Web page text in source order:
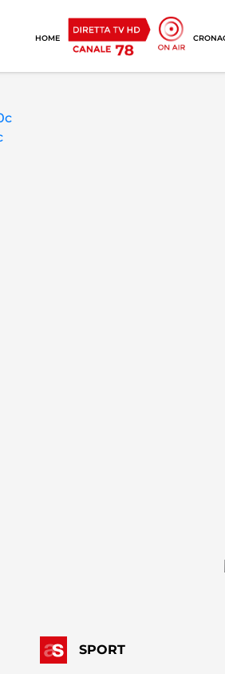
HOME
SPORT